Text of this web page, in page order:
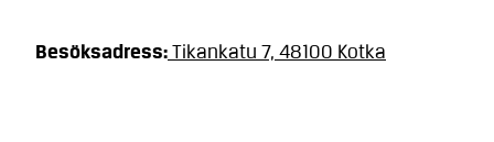
Besöksadress: Tikankatu 7, 48100 Kotka